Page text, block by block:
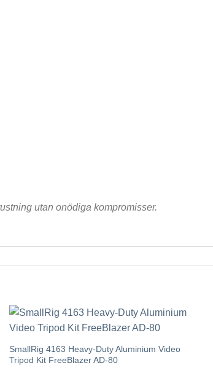
utan onödiga kompromisser.
SmallRig 4163 Heavy-Duty Aluminium Video
Tripod Kit FreeBlazer AD-80